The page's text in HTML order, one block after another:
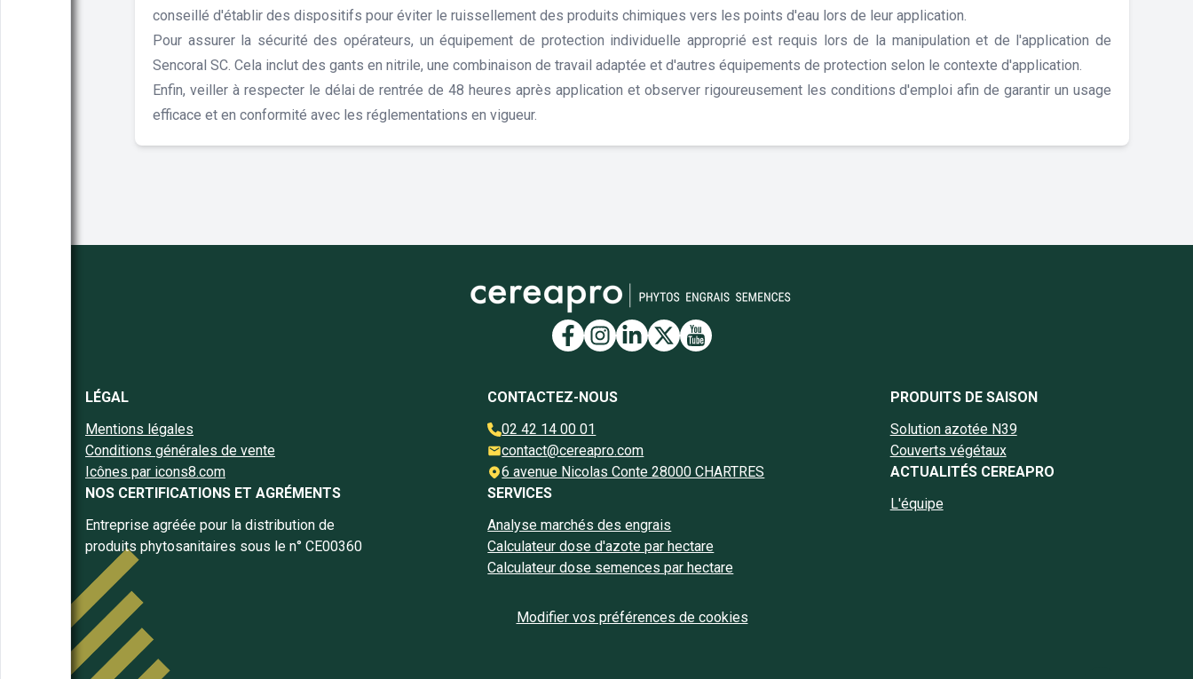
conseillé d'établir des dispositifs pour éviter le ruissellement des produits chimiques vers les points d'eau lors de leur application.
Pour assurer la sécurité des opérateurs, un équipement de protection individuelle approprié est requis lors de la manipulation et de l'application de
Sencoral SC. Cela inclut des gants en nitrile, une combinaison de travail adaptée et d'autres équipements de protection selon le contexte d'application.
Enfin, veiller à respecter le délai de rentrée de 48 heures après application et observer rigoureusement les conditions d'emploi afin de garantir un usage
efficace et en conformité avec les réglementations en vigueur.
Lien vers la page Facebook Cereapro
Lien vers la page Instagram Cereapro
Lien vers la page Linkedin Cereapro
Lien vers la page Twitter Cereapro
Lien vers la chaine YouTube Cereapro
LÉGAL
Mentions légales
Conditions générales de vente
Icônes par icons8.com
NOS CERTIFICATIONS ET AGRÉMENTS
Entreprise agréée pour la distribution de
produits phytosanitaires sous le n° CE00360
CONTACTEZ-NOUS
02 42 14 00 01
contact@cereapro.com
6 avenue Nicolas Conte 28000 CHARTRES
SERVICES
Analyse marchés des engrais
Calculateur dose d'azote par hectare
Calculateur dose semences par hectare
PRODUITS DE SAISON
Solution azotée N39
Couverts végétaux
ACTUALITÉS CEREAPRO
L'équipe
Modifier vos préférences de cookies